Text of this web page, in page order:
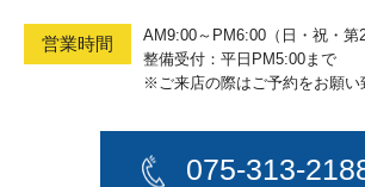
営業時間
AM9:00～PM6:00（日・祝・第
整備受付：平日PM5:00まで
※ご来店の際はご予約をお願い
075-313-